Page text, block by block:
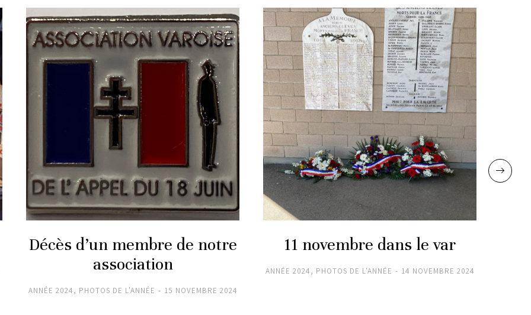
Décès d’un membre de notre
association
ANNÉE 2024, PHOTOS DE L'ANNÉE 15 NOVEMBRE 2024
11 novembre dans le var
ANNÉE 2024, PHOTOS DE L'ANNÉE 14 NOVEMBRE 2024